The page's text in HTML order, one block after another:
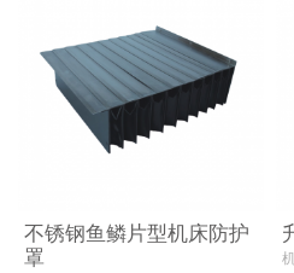
不锈钢鱼鳞片型机床防护
罩